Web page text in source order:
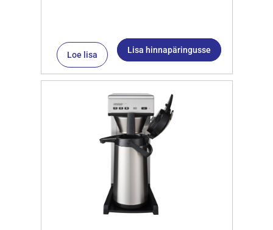
Loe lisa Lisa hinnapäringusse